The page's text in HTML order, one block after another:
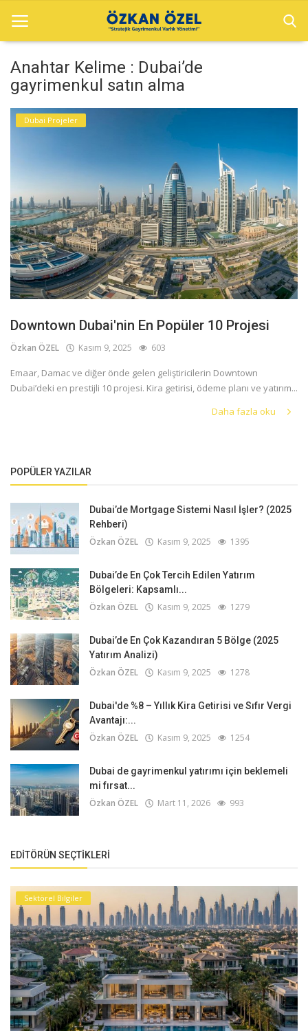
Anasayfa
Sektörel Bilgiler
İletişim
Türkçe
Anahtar Kelime : Dubai’de
gayrimenkul satın alma
Dubai Projeler
Downtown Dubai'nin En Popüler 10 Projesi
Özkan ÖZEL Kasım 9, 2025 603
Emaar, Damac ve diğer önde gelen geliştiricilerin Downtown
Dubai’deki en prestijli 10 projesi. Kira getirisi, ödeme planı ve yatırım...
Daha fazla oku
POPÜLER YAZILAR
Dubai’de Mortgage Sistemi Nasıl İşler? (2025
Rehberi)
Özkan ÖZEL Kasım 9, 2025 1395
Dubai’de En Çok Tercih Edilen Yatırım
Bölgeleri: Kapsamlı...
Özkan ÖZEL Kasım 9, 2025 1279
Dubai’de En Çok Kazandıran 5 Bölge (2025
Yatırım Analizi)
Özkan ÖZEL Kasım 9, 2025 1278
Dubai'de %8 – Yıllık Kira Getirisi ve Sıfır Vergi
Avantajı:...
Özkan ÖZEL Kasım 9, 2025 1254
Dubai de gayrimenkul yatırımı için beklemeli
mi fırsat...
Özkan ÖZEL Mart 11, 2026 993
EDITÖRÜN SEÇTIKLERI
Sektörel Bilgiler